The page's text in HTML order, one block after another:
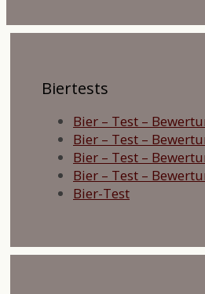
Biertests
Bier – Test –
Bier – Test –
Bier – Test –
Bier – Test –
Bier-Test